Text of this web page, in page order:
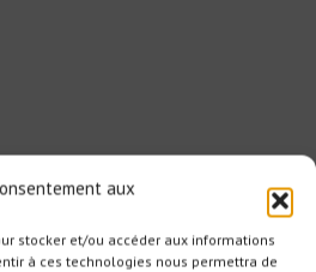
aux
stocker et/ou accéder aux informations
à ces technologies nous permettra de